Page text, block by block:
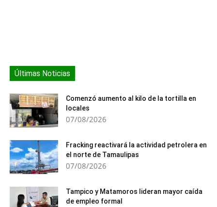
Últimas Noticias
Comenzó aumento al kilo de la tortilla en
locales
07/08/2026
Fracking reactivará la actividad petrolera en
el norte de Tamaulipas
07/08/2026
Tampico y Matamoros lideran mayor caída
de empleo formal